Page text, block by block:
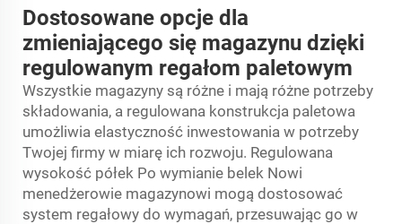
Dostosowane opcje dla
zmieniającego się magazynu dzięki
regulowanym regałom paletowym
Wszystkie magazyny są różne i mają różne potrzeby
składowania, a regulowana konstrukcja paletowa
umożliwia elastyczność inwestowania w potrzeby
Twojej firmy w miarę ich rozwoju. Regulowana
wysokość półek Po wymianie belek Nowi
menedżerowie magazynowi mogą dostosować
system regałowy do wymagań, przesuwając go w